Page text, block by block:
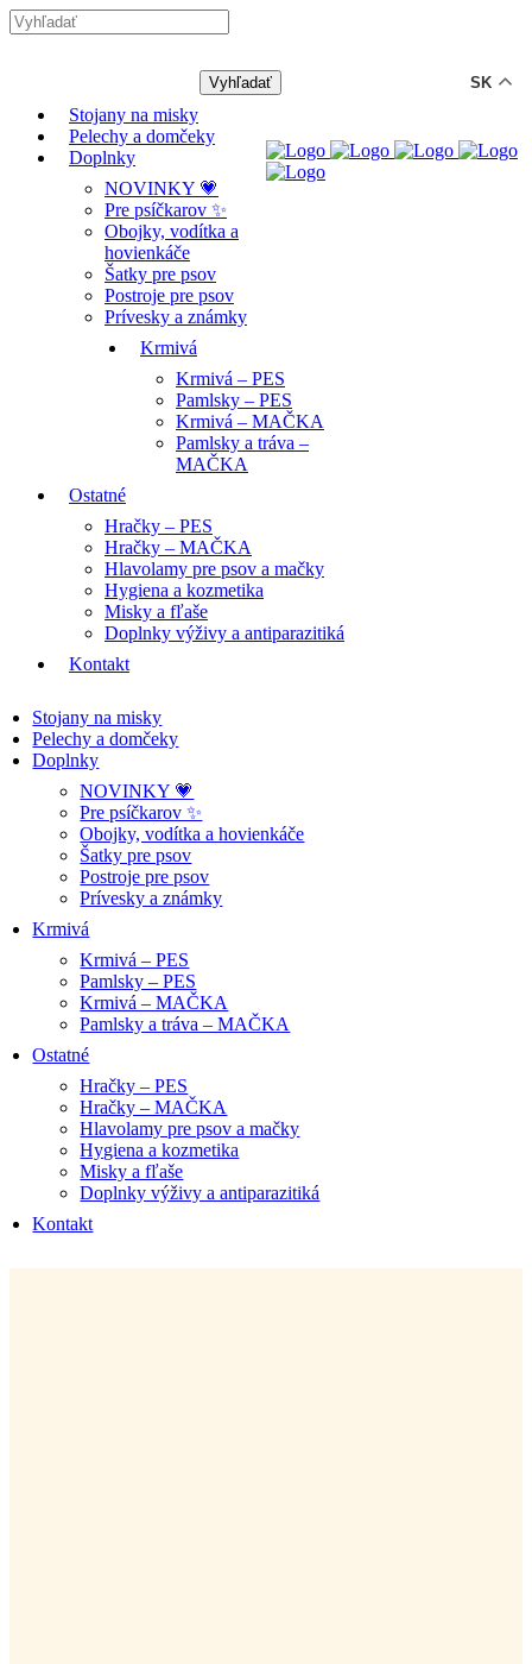
Stojany na misky
Pelechy a domčeky
Doplnky
NOVINKY 💗
Pre psíčkarov ✨
Obojky, vodítka a
hovienkáče
Šatky pre psov
Postroje pre psov
Prívesky a známky
Krmivá
Krmivá – PES
Pamlsky – PES
Krmivá – MAČKA
Pamlsky a tráva –
MAČKA
Ostatné
Hračky – PES
Hračky – MAČKA
Hlavolamy pre psov a mačky
Hygiena a kozmetika
Misky a fľaše
Doplnky výživy a antiparazitiká
Kontakt
Stojany na misky
Pelechy a domčeky
Doplnky
NOVINKY 💗
Pre psíčkarov ✨
Obojky, vodítka a hovienkáče
Šatky pre psov
Postroje pre psov
Prívesky a známky
Krmivá
Krmivá – PES
Pamlsky – PES
Krmivá – MAČKA
Pamlsky a tráva – MAČKA
Ostatné
Hračky – PES
Hračky – MAČKA
Hlavolamy pre psov a mačky
Hygiena a kozmetika
Misky a fľaše
Doplnky výživy a antiparazitiká
Kontakt
SK
-12% ZĽAVA s kódom "LETO12" ☀️